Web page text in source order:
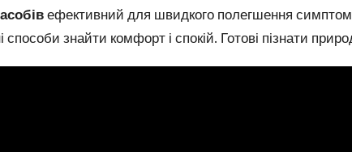
ефективний для швидкого полегшення
способи знайти комфорт і спокій. Готові пізнати